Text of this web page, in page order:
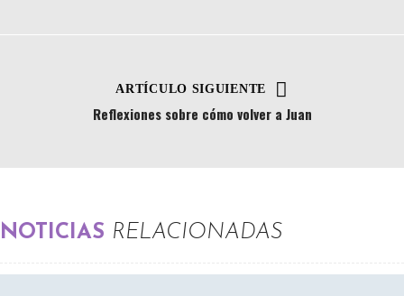
ARTÍCULO SIGUIENTE
Reflexiones sobre cómo volver a Juan
NOTICIAS RELACIONADAS